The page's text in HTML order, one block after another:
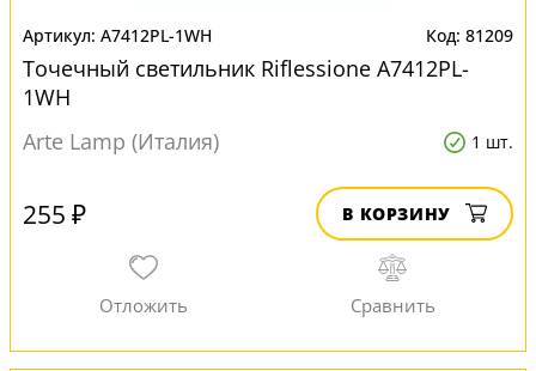
A7412PL-1WH 81209
Точечный светильник Riflessione A7412PL-
1WH
Arte Lamp (Италия)
1 шт.
255 ₽ В КОРЗИНУ